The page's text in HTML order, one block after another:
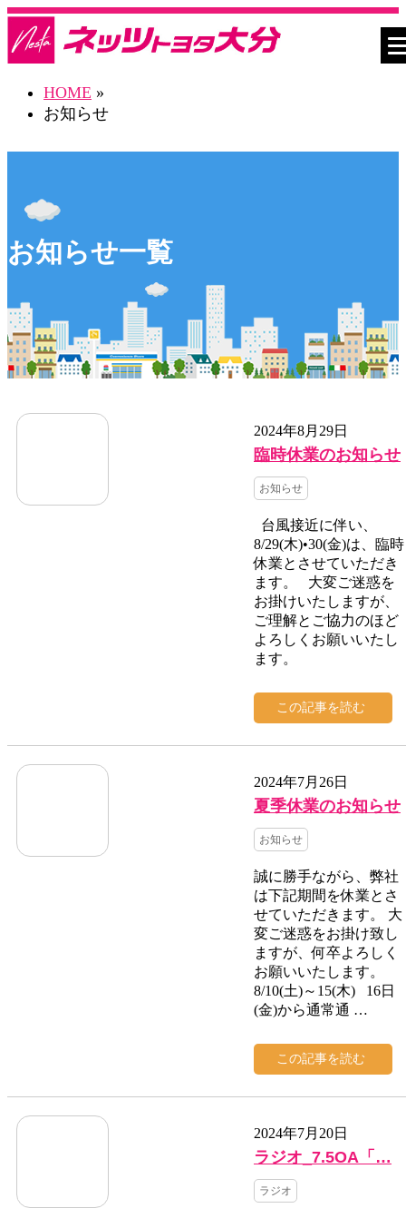
HOME »
お知らせ
お知らせ一覧
2024年8月29日
臨時休業のお知らせ
お知らせ
台風接近に伴い、
8/29(木)•30(金)は、臨時
休業とさせていただき
ます。 大変ご迷惑を
お掛けいたしますが、
ご理解とご協力のほど
よろしくお願いいたし
ます。
この記事を読む
2024年7月26日
夏季休業のお知らせ
お知らせ
誠に勝手ながら、弊社
は下記期間を休業とさ
せていただきます。 大
変ご迷惑をお掛け致し
ますが、何卒よろしく
お願いいたします。
8/10(土)～15(木) 16日
(金)から通常通 …
この記事を読む
2024年7月20日
ラジオ_7.5OA「…
ラジオ